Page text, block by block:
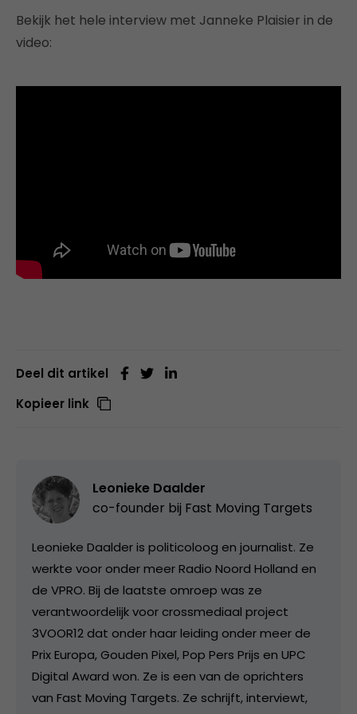
Bekijk het hele interview met Janneke Plaisier in de
video:
Deel dit artikel
Kopieer link
Leonieke Daalder
co-founder bij Fast Moving Targets
Leonieke Daalder is politicoloog en journalist. Ze
werkte voor onder meer Radio Noord Holland en
de VPRO. Bij de laatste omroep was ze
verantwoordelijk voor crossmediaal project
3VOOR12 dat onder haar leiding onder meer de
Prix Europa, Gouden Pixel, Pop Pers Prijs en UPC
Digital Award won. Ze is een van de oprichters
van Fast Moving Targets. Ze schrijft, interviewt,